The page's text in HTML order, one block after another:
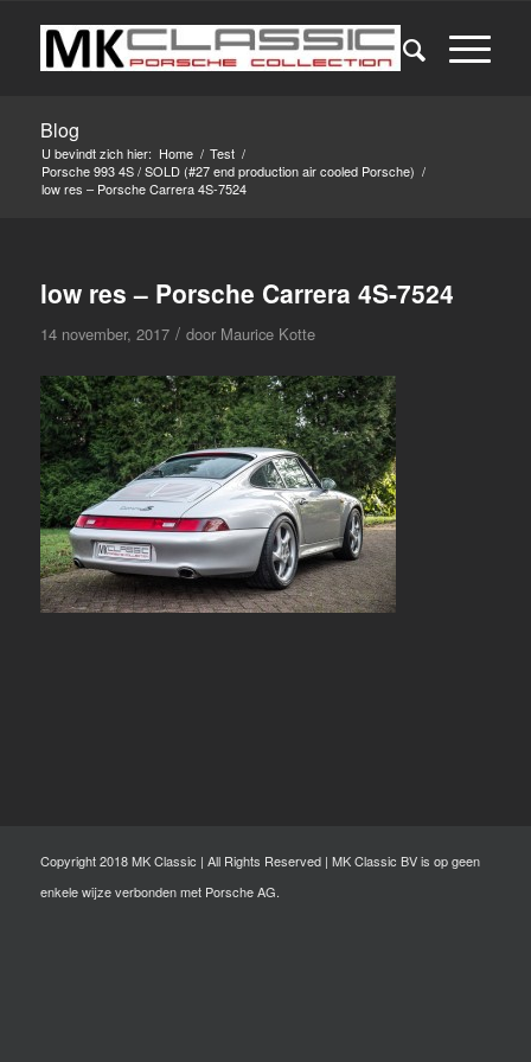
Blog
U bevindt zich hier: Home / Test /
Porsche 993 4S / SOLD (#27 end production air cooled Porsche) /
low res – Porsche Carrera 4S-7524
low res – Porsche Carrera 4S-7524
14 november, 2017 / door Maurice Kotte
Copyright 2018 MK Classic | All Rights Reserved | MK Classic BV is op geen
enkele wijze verbonden met Porsche AG.